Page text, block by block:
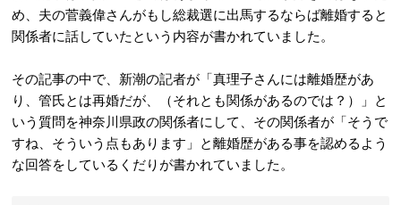
め、夫の菅義偉さんがもし総裁選に出馬するならば離婚すると
関係者に話していたという内容が書かれていました。
その記事の中で、新潮の記者が「真理子さんには離婚歴があ
り、管氏とは再婚だが、（それとも関係があるのでは？）」と
いう質問を神奈川県政の関係者にして、その関係者が「そうで
すね、そういう点もあります」と離婚歴がある事を認めるよう
な回答をしているくだりが書かれていました。